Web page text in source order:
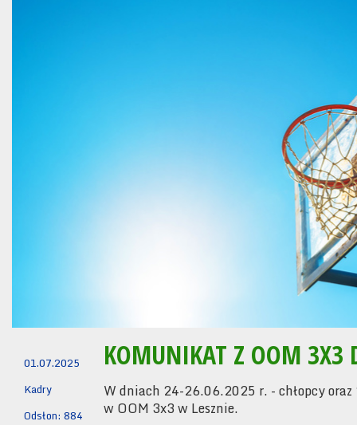
01.07.2025
Kadry
Odsłon: 884
KOMUNIKAT Z OOM 3X3
W dniach 24-26.06.2025 r. - chłopcy
w OOM 3x3 w Lesznie.